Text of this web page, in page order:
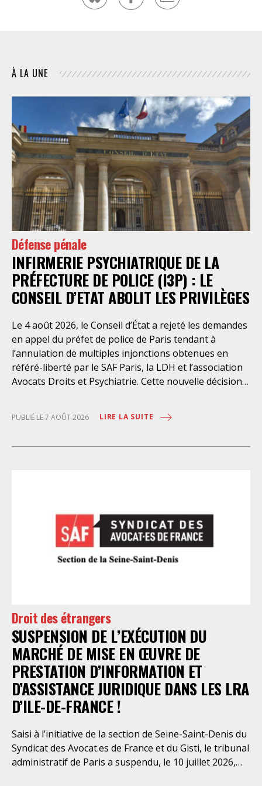
À LA UNE
Défense pénale
INFIRMERIE PSYCHIATRIQUE DE LA
PRÉFECTURE DE POLICE (I3P) : LE
CONSEIL D’ETAT ABOLIT LES PRIVILÈGES
Le 4 août 2026, le Conseil d’État a rejeté les demandes
en appel du préfet de police de Paris tendant à
l’annulation de multiples injonctions obtenues en
référé-liberté par le SAF Paris, la LDH et l’association
Avocats Droits et Psychiatrie. Cette nouvelle décision
personnes retenues à l’infirmerie psychiatrique de la
préfecture de police de Paris. Près d’ici mais loin des
en évidence des violations graves des droits les plus
élémentaires. Saisi par le SAF Paris et la LDH, avec
l’intervention volontaire de l’association Avocats
Droits et Psychiatrie, le tribunal administratif de Paris
Paris en avait interjeté appel. Par ordonnance du 4
août dernier, le Conseil d’Etat a aboli les privilèges
dont l’infirmerie psychiatrique de la préfecture de
police a depuis trop longtemps
PUBLIÉ LE 7 AOÛT 2026 LIRE LA SUITE
Droit des étrangers
SUSPENSION DE L’EXÉCUTION DU
MARCHÉ DE MISE EN ŒUVRE DE
PRESTATION D’INFORMATION ET
D’ASSISTANCE JURIDIQUE DANS LES LRA
D’ILE-DE-FRANCE !
Saisi à l’initiative de la section de Seine-Saint-Denis du
Syndicat des Avocat.es de France et du Gisti, le tribunal
administratif de Paris a suspendu, le 10 juillet 2026,